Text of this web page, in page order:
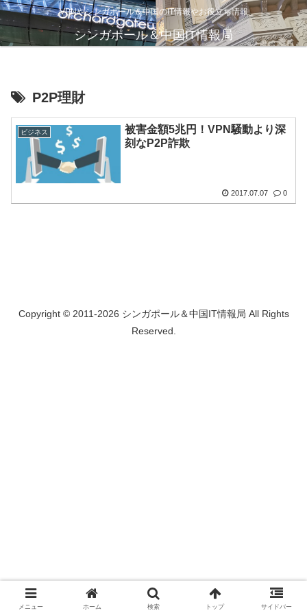
VPNやシンガポール＆中国のIT情報やお役立ち情報
シンガポール＆中国IT情報局
P2P理財
ビジネス
被害金額5兆円！VPN騒動より深
刻なP2P詐欺
2017.07.07 0
Copyright © 2011-2026 シンガポール＆中国IT情報局 All Rights
Reserved.
メニュー ホーム 検索 トップ サイドバー